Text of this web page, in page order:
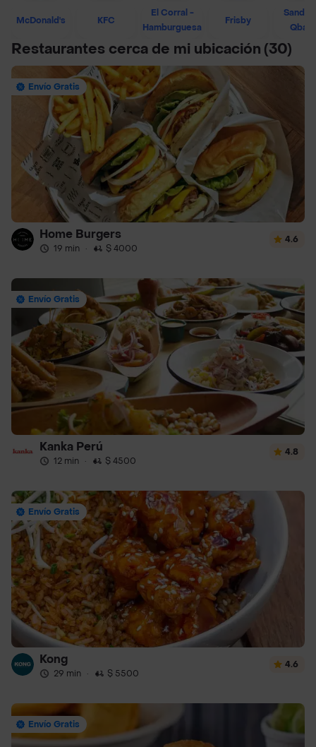
McDonald's KFC
El Corral -
Hamburguesa
Frisby
Restaurantes cerca de mi ubicación (30)
Envío Gratis
Home Burgers
19 min · $ 4000
4.6
Envío Gratis
Kanka Perú
12 min · $ 4500
4.8
Envío Gratis
Kong
29 min · $ 5500
4.6
Envío Gratis